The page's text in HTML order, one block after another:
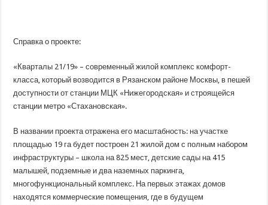
Справка о проекте:
«Кварталы 21/19» – современный жилой комплекс комфорт-
класса, который возводится в Рязанском районе Москвы, в пешей
доступности от станции МЦК «Нижегородская» и строящейся
станции метро «Стахановская».
В названии проекта отражена его масштабность: на участке
площадью 19 га будет построен 21 жилой дом с полным набором
инфраструктуры – школа на 825 мест, детские сады на 415
малышей, подземные и два наземных паркинга,
многофункциональный комплекс. На первых этажах домов
находятся коммерческие помещения, где в будущем